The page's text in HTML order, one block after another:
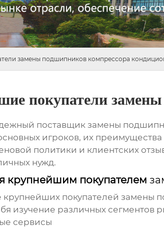
замены подшипников компрессора
покупатели
поставщик замены
игроков, их
политики и клиентских
нужд.
крупнейшим покупателем
покупателей замены
изучение различных сегментов
сервисы